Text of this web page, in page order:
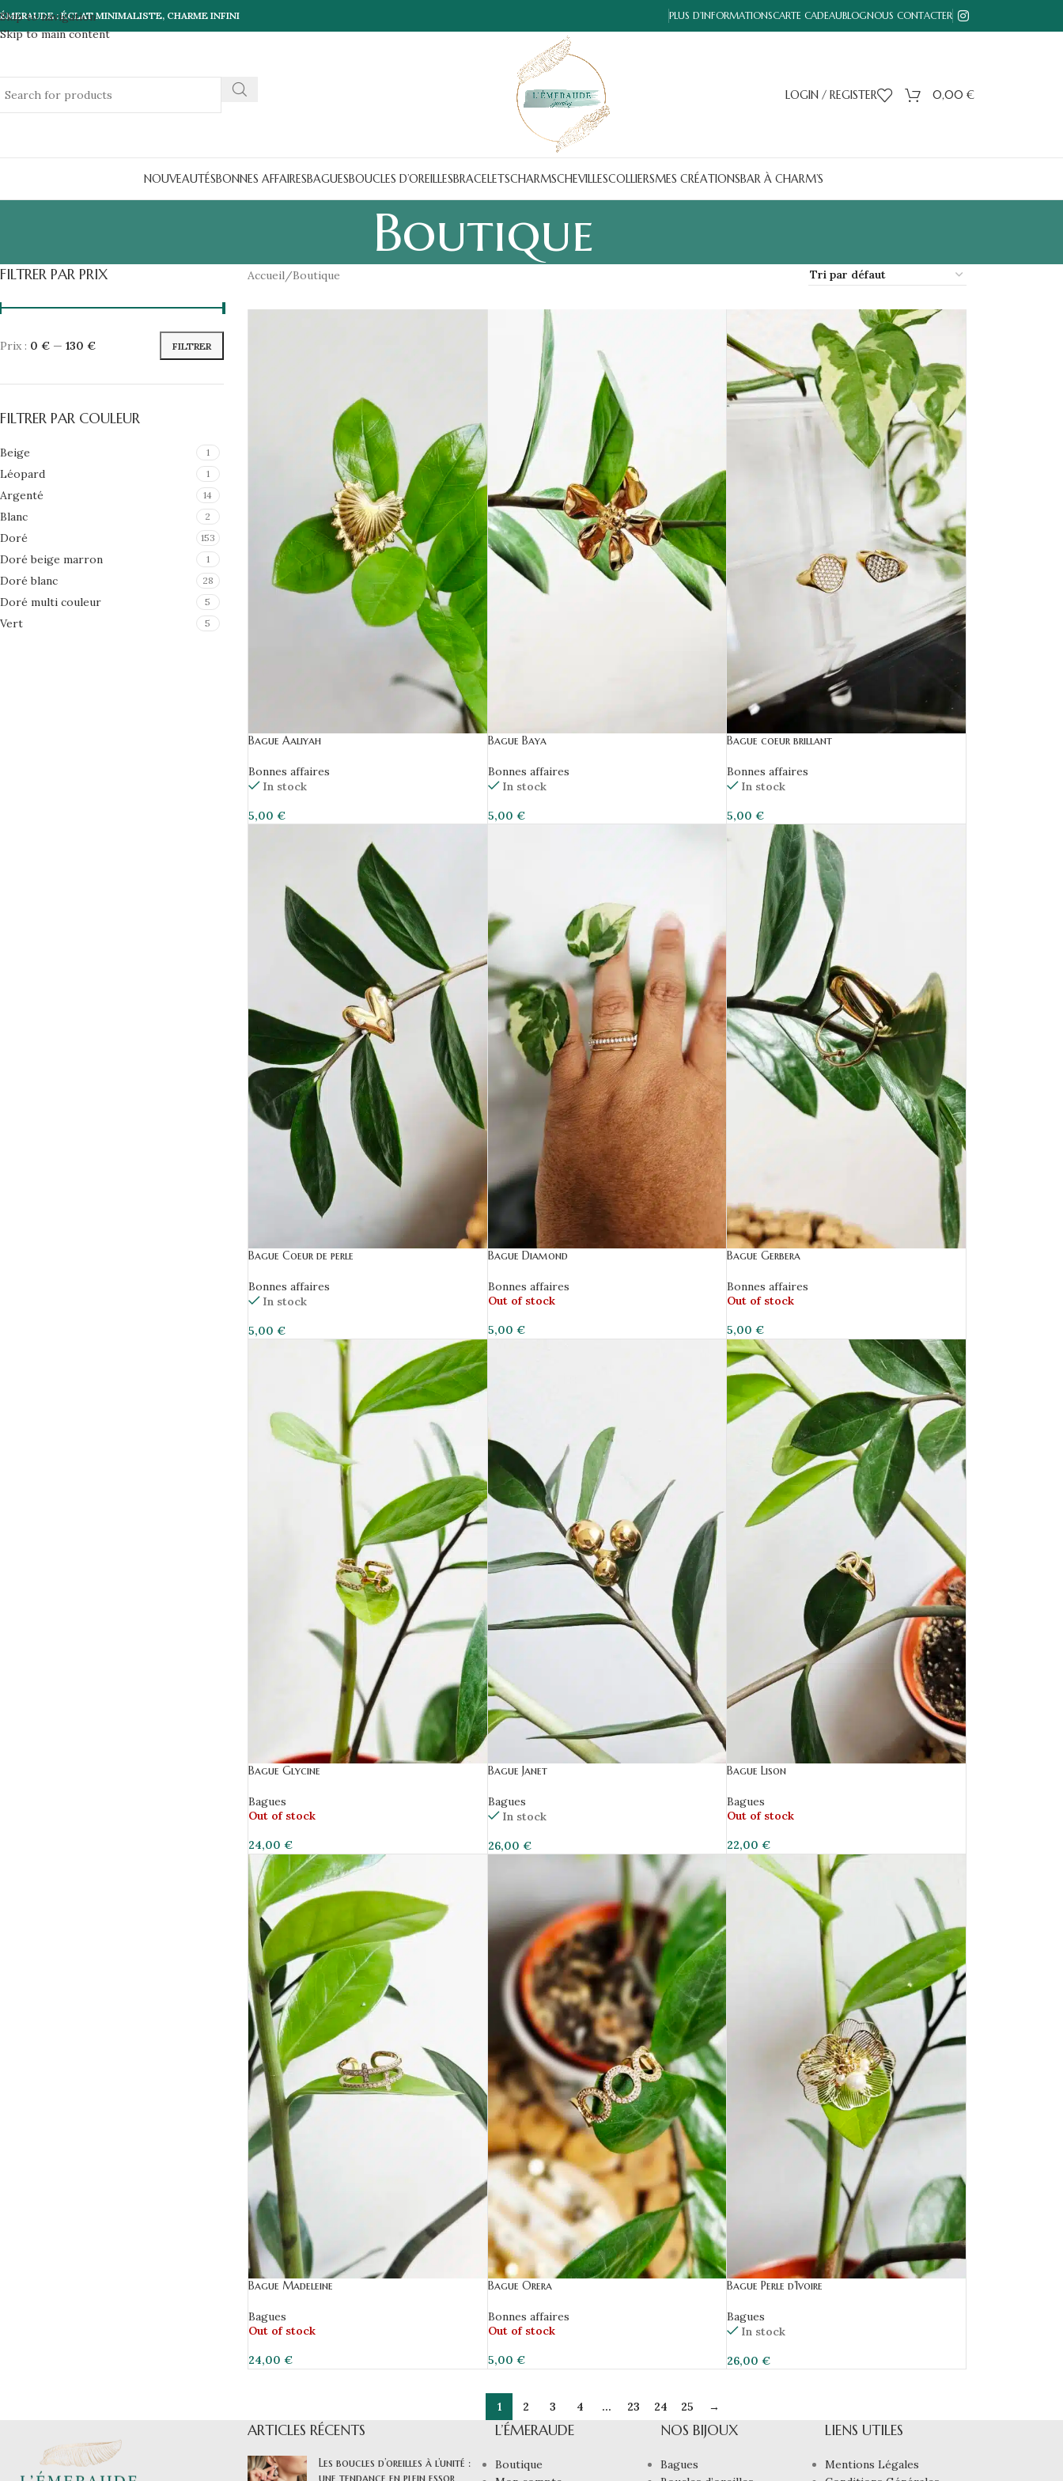
Skip to navigation
Skip to main content
: ÉCLAT MINIMALISTE, CHARME INFINI PLUS D’INFORMATIONSCARTE CADEAUBLOGNOUS CONTACTER
LOGIN / REGISTER 0,00 €
NOUVEAUTÉSBONNES AFFAIRESBAGUESBOUCLES D’OREILLESBRACELETSCHARMSCHEVILLESCOLLIERSMES CRÉATIONSBAR À CHARM’S
Boutique
FILTRER PAR PRIX
FILTRER
Prix : 0 € — 130 €
FILTRER PAR COULEUR
Beige 1
Léopard 1
Argenté 14
Blanc 2
Doré 153
Doré beige marron 1
Doré blanc 28
Doré multi couleur 5
Vert 5
Accueil Boutique
Bague Aaliyah
Bonnes affaires
In stock
5,00 €
Bague Baya
Bonnes affaires
In stock
5,00 €
Bague coeur brillant
Bonnes affaires
In stock
5,00€
Bague Coeur de perle
Bonnes affaires
In stock
5,00 €
Bague Diamond
Bonnes affaires
Out of stock
5,00 €
Bague Gerbera
Bonnes affaires
Out of stock
5,00€
Bague Glycine
Bagues
Out of stock
24,00 €
Bague Janet
Bagues
In stock
26,00 €
Bague Lison
Bagues
Out of stock
22,00€
Bague Madeleine
Bagues
Out of stock
24,00 €
Bague Orera
Bonnes affaires
Out of stock
5,00 €
Bague Perle d’Ivoire
Bagues
In stock
26,00€
1 2 3 4 … 23 24 25 →
ARTICLES RÉCENTS
Les boucles d’oreilles à l’unité :
une tendance en plein essor
L’ÉMERAUDE
Boutique
NOS BIJOUX
Bagues
LIENS UTILES
Mentions Légales